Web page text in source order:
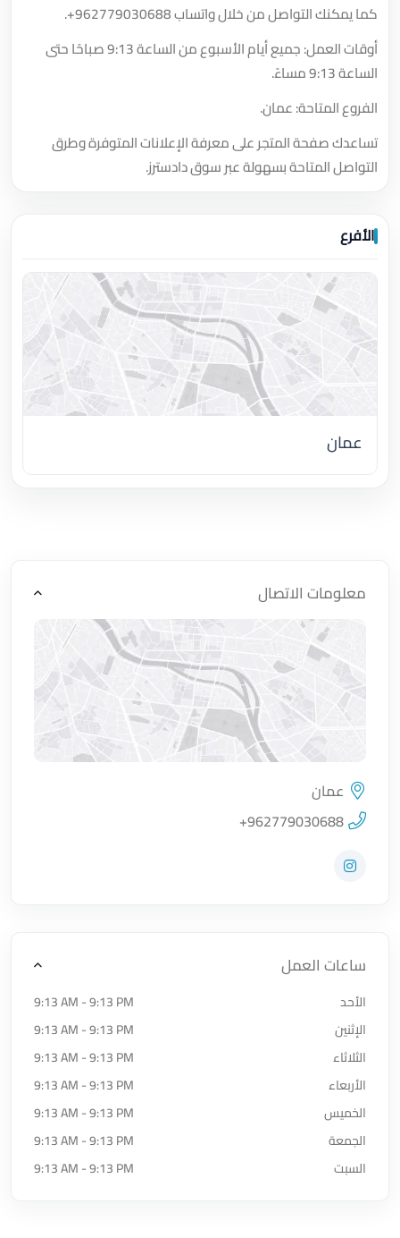
كما يمكنك التواصل من خلال واتساب+962779030688
.
أوقات العمل: جميع أيام الأسبوع من الساعة 9:13 صباحًا حتى
الساعة 9:13 مساءً.
الفروع المتاحة: عمان.
تساعدك صفحة المتجر على معرفة الإعلانات المتوفرة وطرق
التواصل المتاحة بسهولة عبر سوق دادسترز.
الأفرع
عمان
معلومات الاتصال
اضغط لتحميل الموقع
عمان
+962779030688
زيارة حساب المتجر على Instagram
ساعات العمل
الأحد
9:13 AM - 9:13 PM
الإثنين
9:13 AM - 9:13 PM
الثلاثاء
9:13 AM - 9:13 PM
الأربعاء
9:13 AM - 9:13 PM
الخميس
9:13 AM - 9:13 PM
الجمعة
9:13 AM - 9:13 PM
السبت
9:13 AM - 9:13 PM